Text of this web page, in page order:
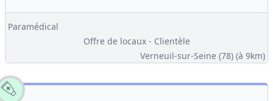
Paramédical
Offre de locaux - Clientèle
Verneuil-sur-Seine (78) (à 9km)